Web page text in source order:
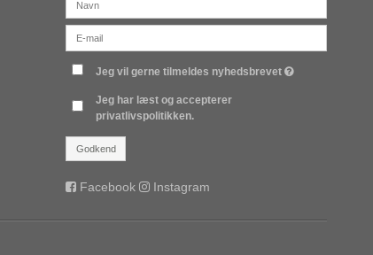
Jeg vil gerne tilmeldes nyhedsbrevet
Jeg har læst og accepterer
privatlivspolitikken.
Godkend
Facebook Instagram